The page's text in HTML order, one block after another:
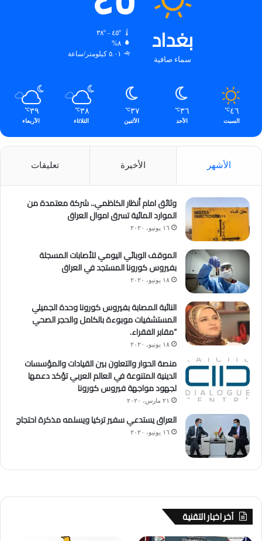
بغداد
سماء صافية
٤٥º - ٣٨º
٨%
٥.٠١ كيلومتر/ساعة
٤٦℃
السبت
٣٦℃
الأحد
٣٧℃
الأثنين
٣٨℃
الثلاثاء
٣٩℃
الأربعاء
الأشهر الأخيرة تعليقات
وثائق امام أنظار الكاظمي.. شركة معتمدة من
الموارد المائية تسرق اموال العراق
١٦ يونيو، ٢٠٢٠
الموقف الوبائي اليومي للأصابات المسجلة
بفيروس كورونا المستجد في العراق
١٨ يونيو، ٢٠٢٠
النائبة المصابة بفيروس كورونا وحدة الجميلي
المستشفيات موبوءة بالكامل والحجر الصحي
“مقابر الفقراء.
١٨ يونيو، ٢٠٢٠
منصة الحوار والتعاون بين القيادات والمؤسسات
الدينية المتنوعة في العالم العربي تؤكد دعمها
لجهود مواجهة فيروس كورونا
٢١ مارس، ٢٠٢٠
العراق يستدعي سفير تركيا ويسلمه مذكرة احتجاج
١٦ يونيو، ٢٠٢٠
آخر اخبار التقنية